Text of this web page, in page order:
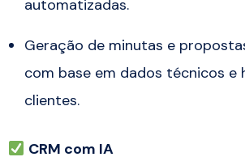
automatizadas.
Geração de minutas e
com base em dados técnicos e
clientes.
CRM com IA